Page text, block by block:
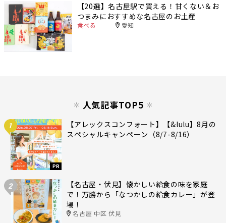
【20選】名古屋駅で買える！甘くない＆お
つまみにおすすめな名古屋のお土産
食べる 愛知
人気記事TOP5
1
PR
【アレックスコンフォート】【&lulu】8月の
スペシャルキャンペーン（8/7-8/16）
2
【名古屋・伏見】懐かしい給食の味を家庭
で！万勝から「なつかしの給食カレー」が登
場！
名古屋 中区 伏見